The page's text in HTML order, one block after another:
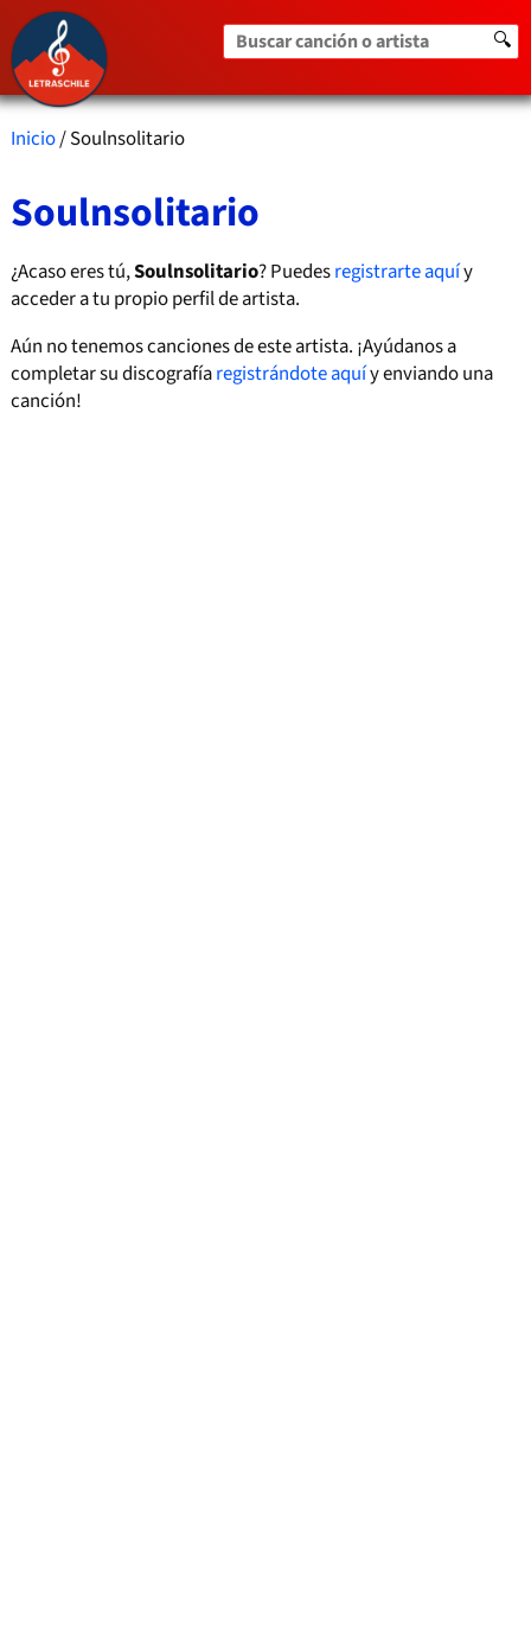
Buscar canción o artista 🔍
Inicio/ Soulnsolitario
Soulnsolitario
¿Acaso eres tú,Soulnsolitario? Puedesregistrarte aquíy
acceder a tu propio perfil de artista.
Aún no tenemos canciones de este artista. ¡Ayúdanos a
completar su discografíaregistrándote aquíy enviando una
canción!